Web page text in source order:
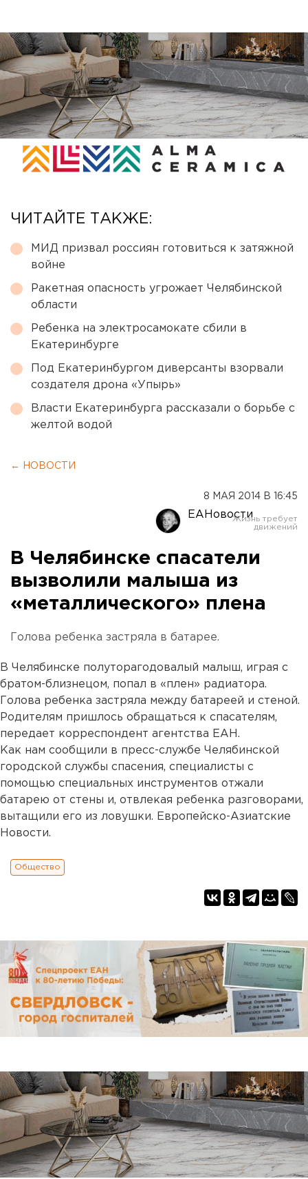
ЧИТАЙТЕ ТАКЖЕ:
МИД призвал россиян готовиться к затяжной
войне
Ракетная опасность угрожает Челябинской
области
Ребенка на электросамокате сбили в
Екатеринбурге
Под Екатеринбургом диверсанты взорвали
создателя дрона «Упырь»
Власти Екатеринбурга рассказали о борьбе с
желтой водой
← НОВОСТИ
8 МАЯ 2014 В 16:45
ЕАНовости
В Челябинске спасатели
вызволили малыша из
«металлического» плена
Голова ребенка застряла в батарее.
В Челябинске полуторагодовалый малыш, играя с
братом-близнецом, попал в «плен» радиатора.
Голова ребенка застряла между батареей и стеной.
Родителям пришлось обращаться к спасателям,
передает корреспондент агентства ЕАН.
Как нам сообщили в пресс-службе Челябинской
городской службы спасения, специалисты с
помощью специальных инструментов отжали
батарею от стены и, отвлекая ребенка разговорами,
вытащили его из ловушки. Европейско-Азиатские
Новости.
Общество